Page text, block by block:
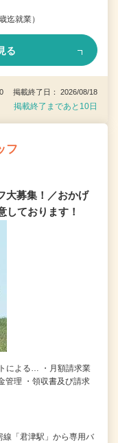
迄就業）
る
掲載終了日： 2026/08/18
掲載終了まであと10日
フ
大募集！／おかげ
しております！
による… ・月額請求業
管理 ・領収書及び請求
「君津駅」から専用バ